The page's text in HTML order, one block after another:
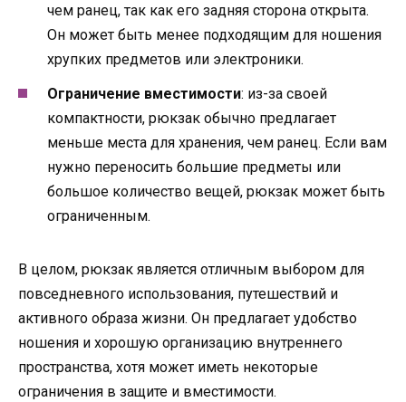
чем ранец, так как его задняя сторона открыта.
Он может быть менее подходящим для ношения
хрупких предметов или электроники.
Ограничение вместимости: из-за своей
компактности, рюкзак обычно предлагает
меньше места для хранения, чем ранец. Если вам
нужно переносить большие предметы или
большое количество вещей, рюкзак может быть
ограниченным.
В целом, рюкзак является отличным выбором для
повседневного использования, путешествий и
активного образа жизни. Он предлагает удобство
ношения и хорошую организацию внутреннего
пространства, хотя может иметь некоторые
ограничения в защите и вместимости.